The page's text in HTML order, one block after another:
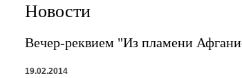
Новости
Вечер-реквием "Из пламени
19.02.2014